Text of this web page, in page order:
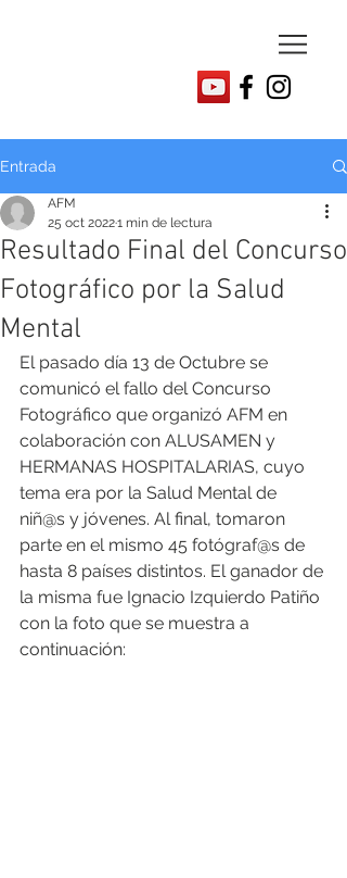
Entrada
Resultado Final del Concurso
Fotográfico por la Salud
Mental
AFM
25 oct 20221 min de lectura
El pasado día 13 de Octubre se
comunicó el fallo del Concurso
Fotográfico que organizó AFM en
colaboración con ALUSAMEN y
HERMANAS HOSPITALARIAS, cuyo
tema era por la Salud Mental de
niñ@s y jóvenes. Al final, tomaron
parte en el mismo 45 fotógraf@s de
hasta 8 países distintos. El ganador de
la misma fue Ignacio Izquierdo Patiño
con la foto que se muestra a
continuación: